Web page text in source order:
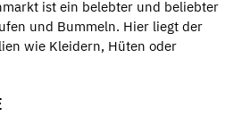
ist ein belebter und beliebter
und Bummeln. Hier liegt der
wie Kleidern, Hüten oder